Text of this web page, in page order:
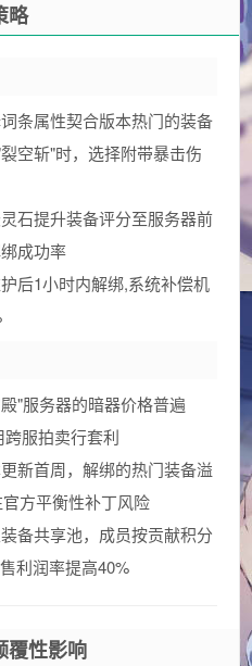
略
条属性契合版本热门的装备
空斩"时，选择附带暴击伤
石提升装备评分至服务器前
成功率
后1小时内解绑,系统补偿机
"服务器的暗器价格普遍
服拍卖行套利
新首周，解绑的热门装备溢
方平衡性补丁风险
备共享池，成员按贡献积分
利润率提高40%
覆性影响